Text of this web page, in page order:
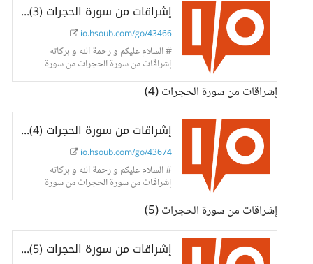
إشراقات من سورة الحجرات (3) - حسوب I/O
io.hsoub.com/go/43466
# السلام عليكم و رحمة الله و بركاته
إشراقات من سورة الحجرات من سورة
الحجرات الله
إشراقات من سورة الحجرات (4)
إشراقات من سورة الحجرات (4) - حسوب I/O
io.hsoub.com/go/43674
# السلام عليكم و رحمة الله و بركاته
إشراقات من سورة الحجرات من سورة
الحجرات من
إشراقات من سورة الحجرات (5)
إشراقات من سورة الحجرات (5) - حسوب I/O